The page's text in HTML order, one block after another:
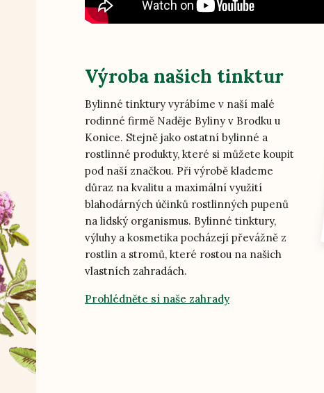
Výroba našich tinktur
Bylinné tinktury vyrábíme v naší malé
rodinné firmě Naděje Byliny v Brodku u
Konice. Stejně jako ostatní bylinné a
rostlinné produkty, které si můžete koupit
pod naší značkou. Při výrobě klademe
důraz na kvalitu a maximální využití
blahodárných účinků rostlinných pupenů
na lidský organismus. Bylinné tinktury,
výluhy a kosmetika pocházejí převážně z
rostlin a stromů, které rostou na našich
vlastních zahradách.
Prohlédněte si naše zahrady